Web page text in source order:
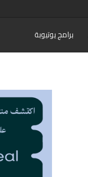
برامج يوتيوبة